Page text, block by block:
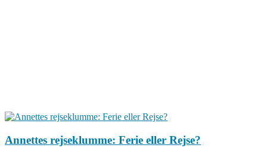
Annettes rejseklumme: Ferie eller Rejse?